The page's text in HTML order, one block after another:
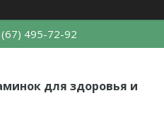
495-72-92
для здоровья и